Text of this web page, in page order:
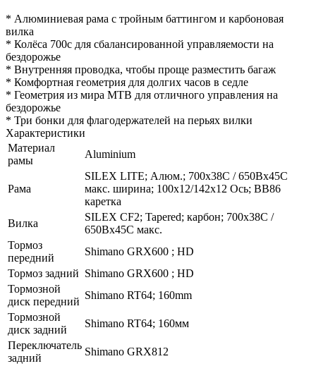
* Алюминиевая рама с тройным баттингом и карбоновая
вилка
* Колёса 700с для сбалансированной управляемости на
бездорожье
* Внутренняя проводка, чтобы проще разместить багаж
* Комфортная геометрия для долгих часов в седле
* Геометрия из мира MTB для отличного управления на
бездорожье
* Три бонки для флагодержателей на перьях вилки
Характеристики
Материал
рамы
Aluminium
Рама
SILEX LITE; Алюм.; 700x38C / 650Bx45C
макс. ширина; 100x12/142x12 Ось; BB86
каретка
Вилка
SILEX CF2; Tapered; карбон; 700x38C /
650Bx45C макс.
Тормоз
передний
Shimano GRX600 ; HD
Тормоз задний Shimano GRX600 ; HD
Тормозной
диск передний
Shimano RT64; 160mm
Тормозной
диск задний
Shimano RT64; 160мм
Переключатель
задний
Shimano GRX812